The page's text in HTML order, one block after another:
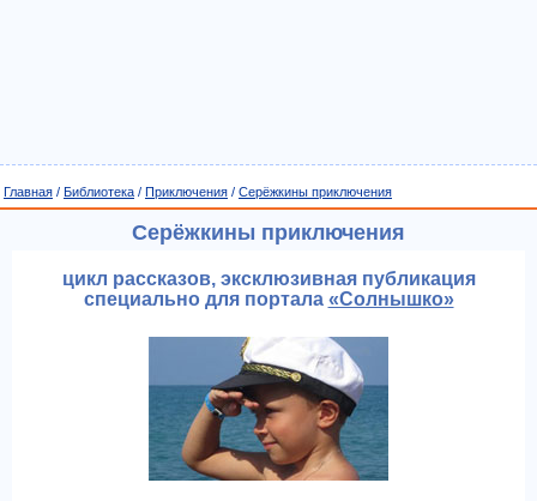
Главная / Библиотека / Приключения / Серёжкины приключения
Серёжкины приключения
цикл рассказов, эксклюзивная публикация
специально для портала «Солнышко»